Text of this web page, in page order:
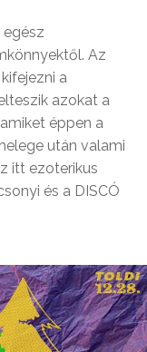
egész
Az
a
azokat a
éppen a
után valami
itt ezoterikus
és a DISCÓ